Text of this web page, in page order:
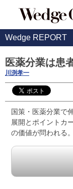
Wedge REPORT
医薬分業は患
川渕孝一
国策・医薬分業で
展開とポイントカ
の価値が問われる。